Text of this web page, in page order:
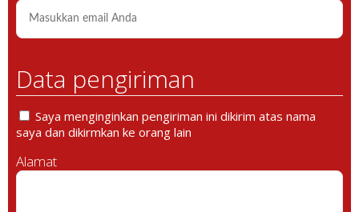
Data pengiriman
Saya menginginkan pengiriman ini dikirim atas nama
saya dan dikirmkan ke orang lain
Alamat